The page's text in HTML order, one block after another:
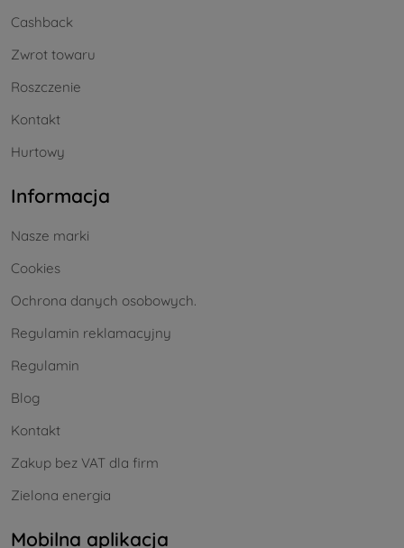
Cashback
Zwrot towaru
Roszczenie
Kontakt
Hurtowy
Informacja
Nasze marki
Cookies
Ochrona danych osobowych.
Regulamin reklamacyjny
Regulamin
Blog
Kontakt
Zakup bez VAT dla firm
Zielona energia
Mobilna aplikacja